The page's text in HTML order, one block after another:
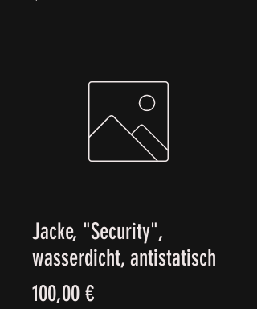
Jacke, "Security",
wasserdicht, antistatisch
100,00 €Cena